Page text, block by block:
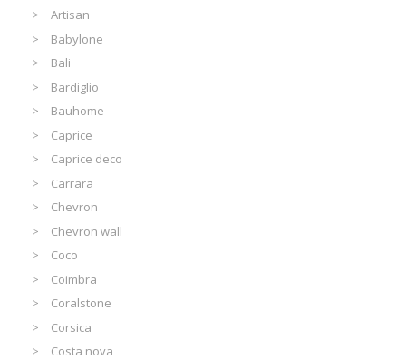
Artisan
Babylone
Bali
Bardiglio
Bauhome
Caprice
Caprice deco
Carrara
Chevron
Chevron wall
Coco
Coimbra
Coralstone
Corsica
Costa nova